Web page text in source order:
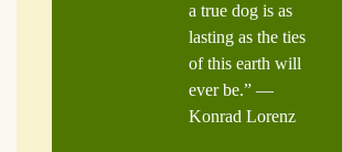
a true dog is as
lasting as the ties
of this earth will
ever be.” —
Konrad Lorenz